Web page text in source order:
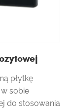
płytkę
sobie
do stosowania